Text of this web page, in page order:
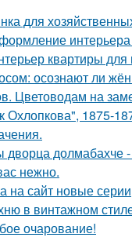
для
квартиры
осознают ли
Цветоводам на
1875-
дворца долмабахче
нежно.
на сайт новые
в винтажном
очарование!